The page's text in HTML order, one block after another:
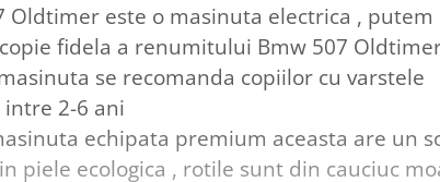
Oldtimer este o masinuta electrica , putem
fidela a renumitului Bmw 507
se recomanda copiilor cu varstele
2-6 ani
echipata premium aceasta are un
piele ecologica , rotile sunt din cauciuc